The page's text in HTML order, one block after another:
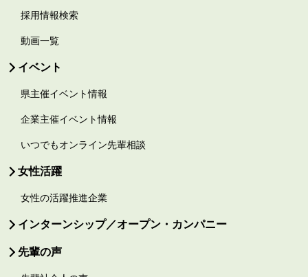
採用情報検索
動画一覧
イベント
県主催イベント情報
企業主催イベント情報
いつでもオンライン先輩相談
女性活躍
女性の活躍推進企業
インターンシップ／オープン・カンパニー
先輩の声